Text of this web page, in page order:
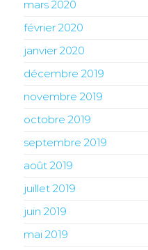
mars 2020
février 2020
janvier 2020
décembre 2019
novembre 2019
octobre 2019
septembre 2019
août 2019
juillet 2019
juin 2019
mai 2019